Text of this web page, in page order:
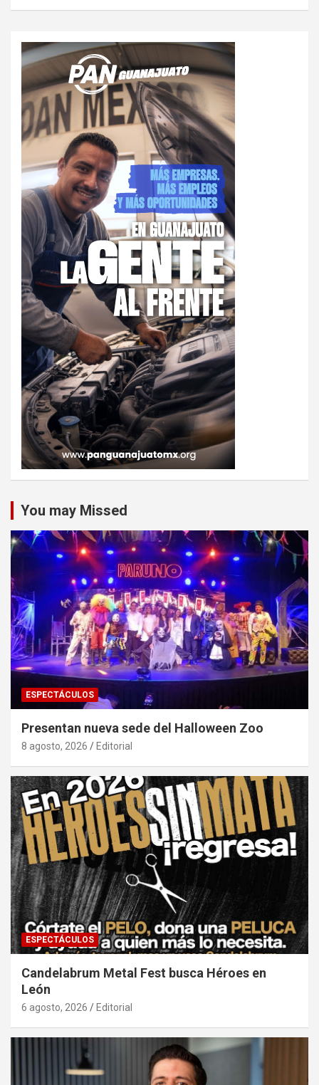
You may Missed
ESPECTÁCULOS
Presentan nueva sede del Halloween Zoo
8 agosto, 2026 Editorial
ESPECTÁCULOS
Candelabrum Metal Fest busca Héroes en
León
6 agosto, 2026 Editorial